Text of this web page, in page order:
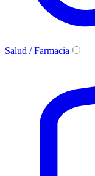
Salud / Farmacia